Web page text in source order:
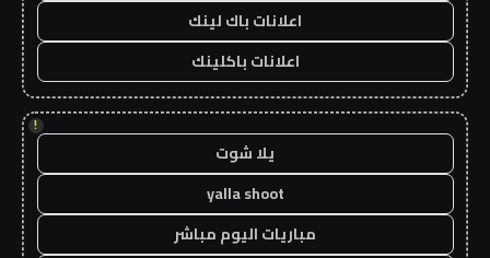
اعلانات باك لينك
اعلانات باكلينك
!
يلا شوت
yalla shoot
مباريات اليوم مباشر